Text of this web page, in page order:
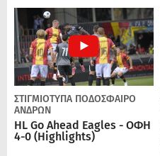
ΣΤΙΓΜΙΟΤΥΠΑ ΠΟΔΌΣΦΑΙΡΟ
ΑΝΔΡΏΝ
HL Go Ahead Eagles - ΟΦΗ
4-0 (Highlights)